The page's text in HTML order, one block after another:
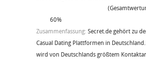
60%
Zusammenfassung: Secret.de gehört zu
Casual Dating Plattformen in
wird von Deutschlands größtem